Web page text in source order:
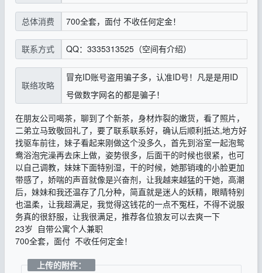
总体消费 700全套，面付 不收任何定金！
联系方式 QQ：3335313525（空间有介绍）
联络攻略
冒充ID账号盗用骗子多，认准ID号！凡是是用ID
号做数字网名的都是骗子！
在朋友公司喝茶，聊到了个新茶，身材炸裂的嫩货，看了照片，
二弟立马致敬回礼了，要了联系联系好，确认后顺利抵达,地方好
找驱车前往，妹子看起来刚做这个没多久，首先到浴室一起泡鸳
鸯浴泡完澡再去床上做，姿势很多，后面干的时候也很紧，也可
以自己调教，妹妹下面特别湿，干的时候，她那销魂的小脸更加
带感了，娇喘的声音就像是兴奋剂，让我越来越猛的干她，高潮
后，妹妹和我还温存了几分种，简直就是迷人的妖精，眼睛特别
也温柔，让我超满足，我觉得这钱花的一点不冤枉，不得不说服
务真的很舒服，让我很满足，推荐各位狼友可以去爽一下
23岁 自带公寓个人兼职
700全套，面付 不收任何定金！
上传的附件：